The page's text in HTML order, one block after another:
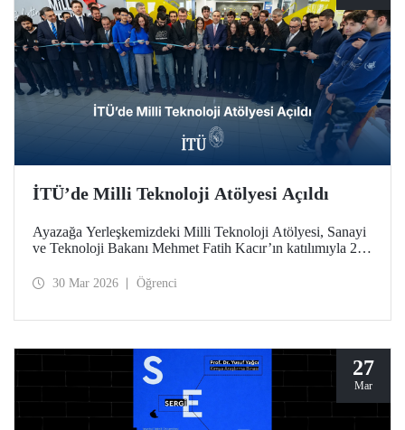
İTÜ’de Milli Teknoloji Atölyesi Açıldı
Ayazağa Yerleşkemizdeki Milli Teknoloji Atölyesi, Sanayi
ve Teknoloji Bakanı Mehmet Fatih Kacır’ın katılımıyla 27
30 Mar 2026 Öğrenci
27
Mar